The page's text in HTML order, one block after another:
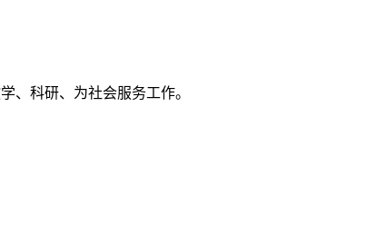
、科研、为社会服务工作。